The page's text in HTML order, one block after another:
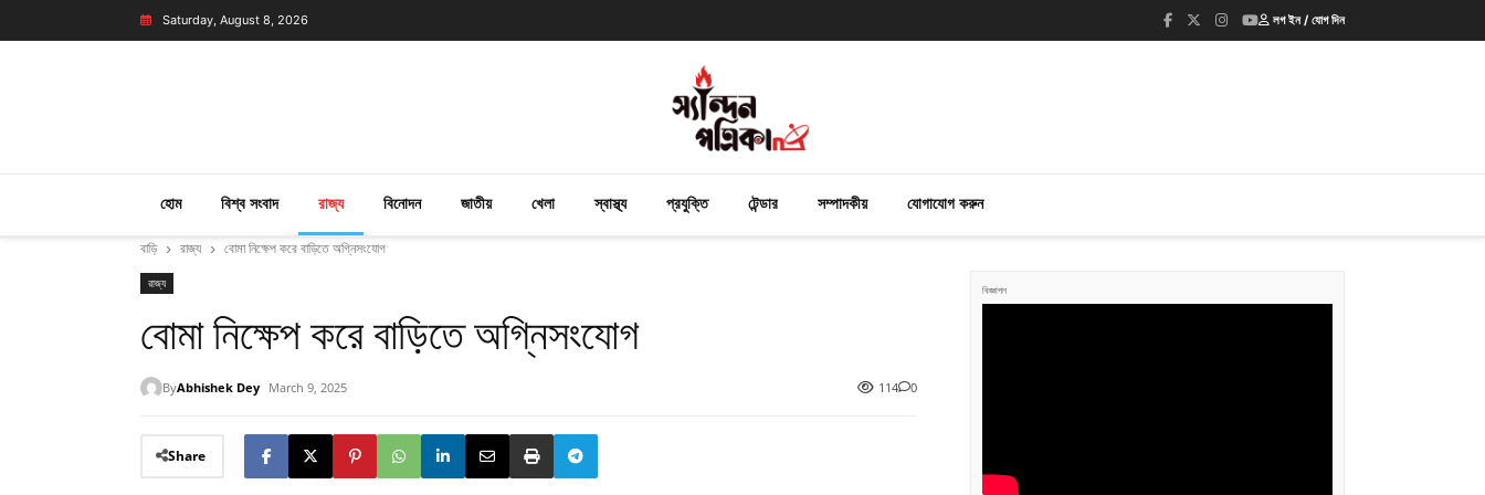
Saturday, August 8, 2026 লগ ইন / যোগ দিন
হোম বিশ্ব সংবাদ রাজ্য বিনোদন জাতীয় খেলা স্বাস্থ্য প্রযুক্তি টেন্ডার সম্পাদকীয় যোগাযোগ করুন
বাড়ি রাজ্য বোমা নিক্ষেপ করে বাড়িতে অগ্নিসংযোগ
রাজ্য
বোমা নিক্ষেপ করে বাড়িতে অগ্নিসংযোগ
ByAbhishek Dey March 9, 2025 114 0
Share
বিজ্ঞাপন